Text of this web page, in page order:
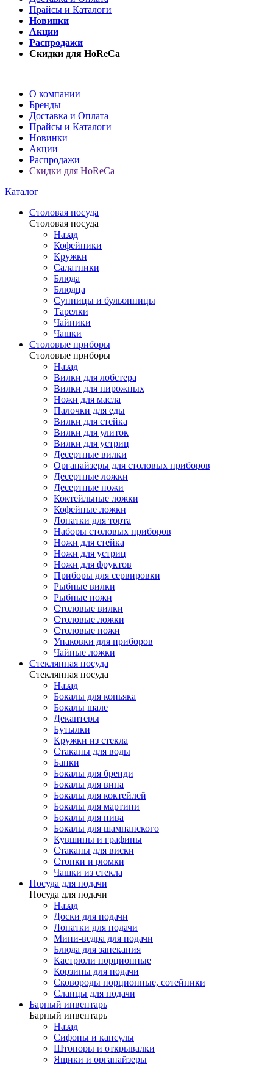
Прайсы и Каталоги
Новинки
Акции
Распродажи
Скидки для HoReCa
О компании
Бренды
Доставка и Оплата
Прайсы и Каталоги
Новинки
Акции
Распродажи
Скидки для HoReCa
Каталог
Столовая посуда
Столовая посуда
Назад
Кофейники
Кружки
Салатники
Блюда
Блюдца
Супницы и бульонницы
Тарелки
Чайники
Чашки
Cтоловые приборы
Cтоловые приборы
Назад
Вилки для лобстера
Вилки для пирожных
Ножи для масла
Палочки для еды
Вилки для стейка
Вилки для улиток
Вилки для устриц
Десертные вилки
Органайзеры для столовых приборов
Десертные ложки
Десертные ножи
Коктейльные ложки
Кофейные ложки
Лопатки для торта
Наборы столовых приборов
Ножи для стейка
Ножи для устриц
Ножи для фруктов
Приборы для сервировки
Рыбные вилки
Рыбные ножи
Столовые вилки
Столовые ложки
Столовые ножи
Упаковки для приборов
Чайные ложки
Стеклянная посуда
Стеклянная посуда
Назад
Бокалы для коньяка
Бокалы шале
Декантеры
Бутылки
Кружки из стекла
Стаканы для воды
Банки
Бокалы для бренди
Бокалы для вина
Бокалы для коктейлей
Бокалы для мартини
Бокалы для пива
Бокалы для шампанского
Кувшины и графины
Стаканы для виски
Стопки и рюмки
Чашки из стекла
Посуда для подачи
Посуда для подачи
Назад
Доски для подачи
Лопатки для подачи
Мини-ведра для подачи
Блюда для запекания
Кастрюли порционные
Корзины для подачи
Сковороды порционные, сотейники
Сланцы для подачи
Барный инвентарь
Барный инвентарь
Назад
Сифоны и капсулы
Штопоры и открывалки
Ящики и органайзеры